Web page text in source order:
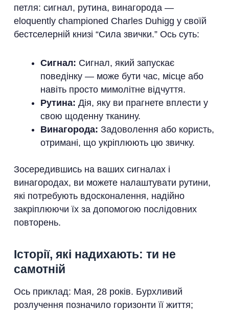
петля: сигнал, рутина, винагорода —
eloquently championed Charles Duhigg у своїй
бестселерній книзі “Сила звички.” Ось суть:
Сигнал: Сигнал, який запускає
поведінку — може бути час, місце або
навіть просто мимолітне відчуття.
Рутина: Дія, яку ви прагнете вплести у
свою щоденну тканину.
Винагорода: Задоволення або користь,
отримані, що укріплюють цю звичку.
Зосередившись на ваших сигналах і
винагородах, ви можете налаштувати рутини,
які потребують вдосконалення, надійно
закріплюючи їх за допомогою послідовних
повторень.
Історії, які надихають: ти не
самотній
Ось приклад: Мая, 28 років. Бурхливий
розлучення позначило горизонти її життя;